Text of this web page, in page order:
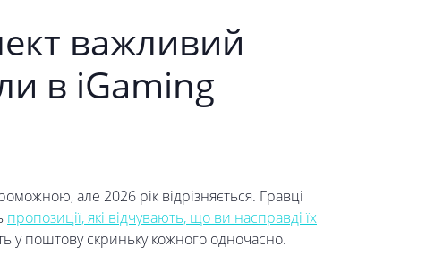
важливий
в iGaming
але 2026 рік відрізняється. Гравці
пропозиції, які відчувають, що ви насправді їх
у поштову скриньку кожного одночасно.